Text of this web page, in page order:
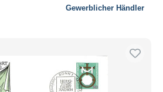
Gewerblicher Händler